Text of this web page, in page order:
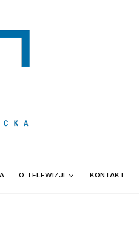
O TELEWIZJI KONTAKT